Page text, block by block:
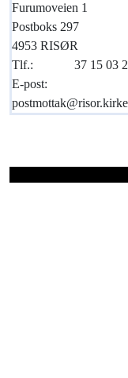
Furumoveien 1
Postboks 297
4953 RISØR
Tlf.:
37 15 03
E-post: